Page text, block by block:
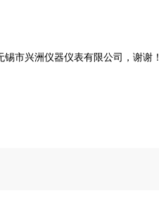
市兴洲仪器仪表有限公司，谢谢！